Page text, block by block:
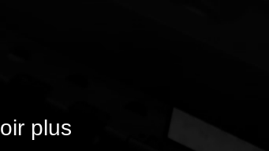
plus